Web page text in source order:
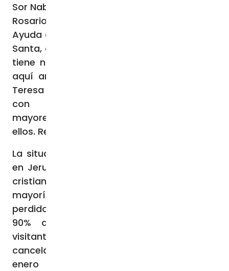
Sor Nabila Saleh, de las Hermanas del Santo
Rosario y colaboradora de proyectos de
Ayuda a la Iglesia que Sufre (ACN) en Tierra
Santa, aseguró a la fundación: “La gente no
tiene nada, ni siquiera lo básico. Tenemos
aquí ancianos, las hermanas de la Madre
Teresa también están aquí, con personas
con pluridiscapacidad y personas
mayores… Nosotros nos quedaremos con
ellos. Recen por nosotros”, suplica.
La situación no es mejor en Cisjordania, ni
en Jerusalén, allí viven unos 37 mil y 10 mil
cristianos respectivamente, que en su
mayoría trabajan en turismo por lo que han
perdido sus fuentes de empleo. Más del
90% de los grupos de peregrinos y
visitantes han abandonado el país, se han
cancelado peregrinaciones y tours hasta
enero de 2024. “Esto supone una crisis